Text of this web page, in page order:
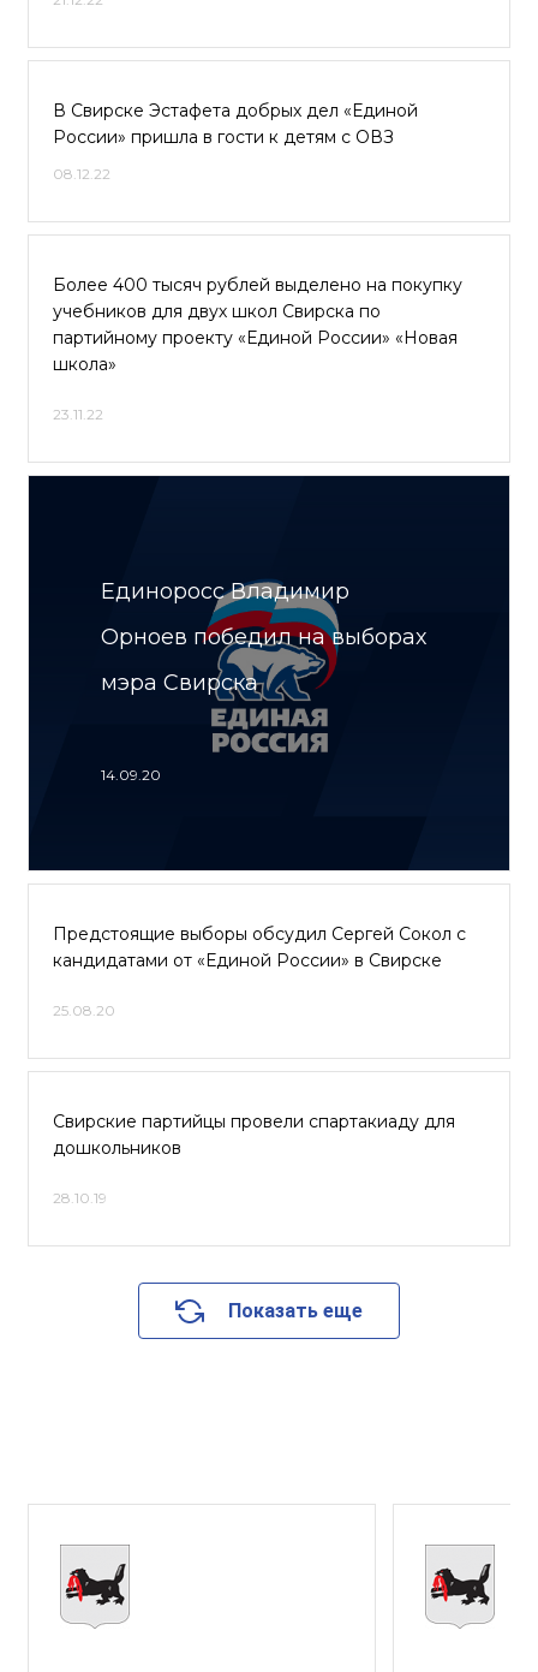
В Свирске Эстафета добрых дел «Единой
России» пришла в гости к детям с ОВЗ
08.12.22
Более 400 тысяч рублей выделено на покупку
учебников для двух школ Свирска по
партийному проекту «Единой России» «Новая
школа»
23.11.22
Единоросс Владимир
Орноев победил на выборах
мэра Свирска
14.09.20
Предстоящие выборы обсудил Сергей Сокол с
кандидатами от «Единой России» в Свирске
25.08.20
Свирские партийцы провели спартакиаду для
дошкольников
28.10.19
Показать еще